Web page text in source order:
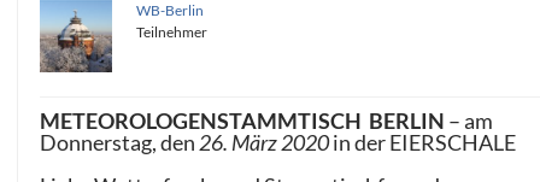
WB-Berlin
Teilnehmer
METEOROLOGENSTAMMTISCH BERLIN – am
Donnerstag, den 26. März 2020in der EIERSCHALE